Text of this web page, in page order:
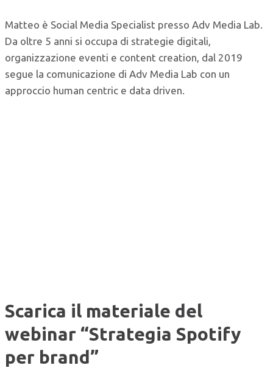
Matteo è Social Media Specialist presso Adv Media Lab.
Da oltre 5 anni si occupa di strategie digitali,
organizzazione eventi e content creation, dal 2019
segue la comunicazione di Adv Media Lab con un
approccio human centric e data driven.
Scarica il materiale del
webinar “Strategia Spotify
per brand”